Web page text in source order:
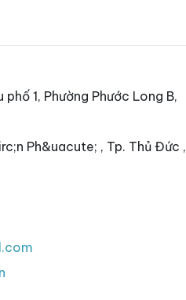
1, Phường Phước Long B,
Ph&uacute; , Tp. Thủ Đức ,